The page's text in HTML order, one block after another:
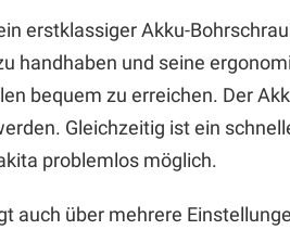
erstklassiger Akku-
handhaben und seine
bequem zu erreichen. Der
Gleichzeitig ist ein
problemlos möglich.
auch über mehrere